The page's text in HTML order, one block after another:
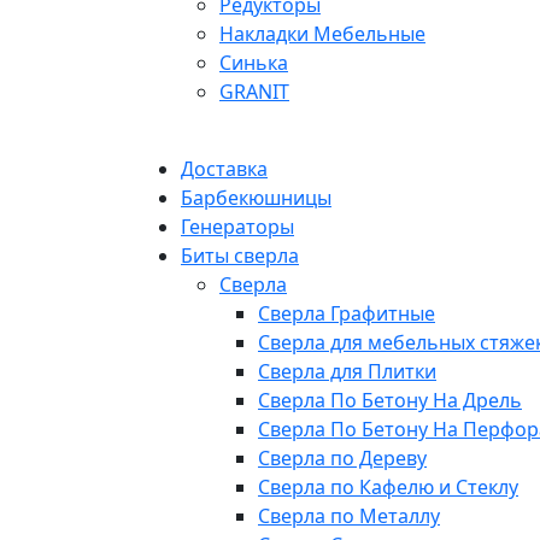
Накладки Мебельные
Синька
GRANIT
Доставка
Барбекюшницы
Генераторы
Биты сверла
Сверла
Сверла Графитные
Сверла для мебельных
Сверла для Плитки
Сверла По Бетону На Дрель
Сверла По Бетону На
Сверла по Дереву
Сверла по Кафелю и Стеклу
Сверла по Металлу